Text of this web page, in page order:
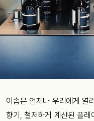
이솝은 언제나 우리에게 열
향기, 철저하게 계산된 플